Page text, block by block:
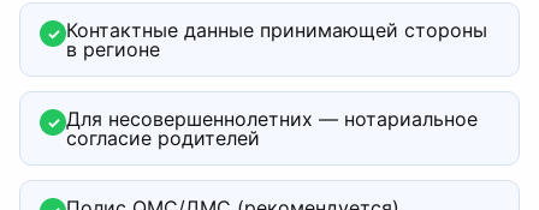
✓ Контактные данные принимающей стороны
в регионе
✓ Для несовершеннолетних — нотариальное
согласие родителей